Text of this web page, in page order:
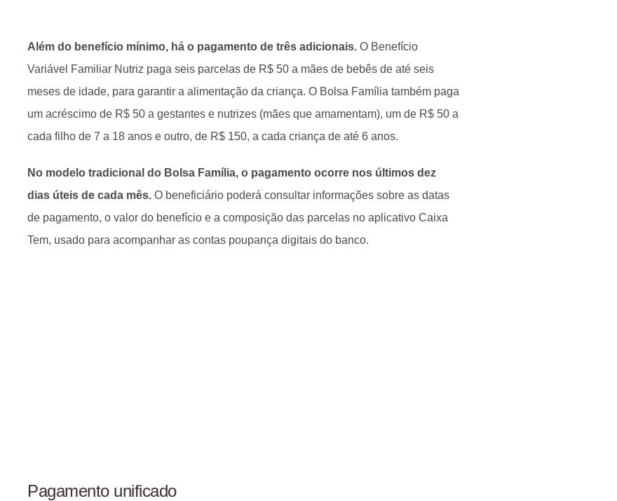
Além do benefício mínimo, há o pagamento de três adicionais. O Benefício
Variável Familiar Nutriz paga seis parcelas de R$ 50 a mães de bebês de até seis
meses de idade, para garantir a alimentação da criança. O Bolsa Família também paga
um acréscimo de R$ 50 a gestantes e nutrizes (mães que amamentam), um de R$ 50 a
cada filho de 7 a 18 anos e outro, de R$ 150, a cada criança de até 6 anos.
No modelo tradicional do Bolsa Família, o pagamento ocorre nos últimos dez
dias úteis de cada mês. O beneficiário poderá consultar informações sobre as datas
de pagamento, o valor do benefício e a composição das parcelas no aplicativo Caixa
Tem, usado para acompanhar as contas poupança digitais do banco.
Pagamento unificado